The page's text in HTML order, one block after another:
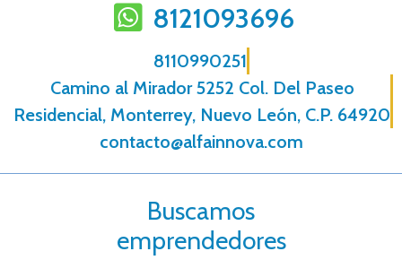
8121093696
8110990251
Camino al Mirador 5252 Col. Del Paseo
Residencial, Monterrey, Nuevo León, C.P. 64920
contacto@alfainnova.com
Buscamos
emprendedores